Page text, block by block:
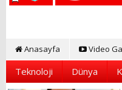
Anasayfa Video
Teknoloji Dünya